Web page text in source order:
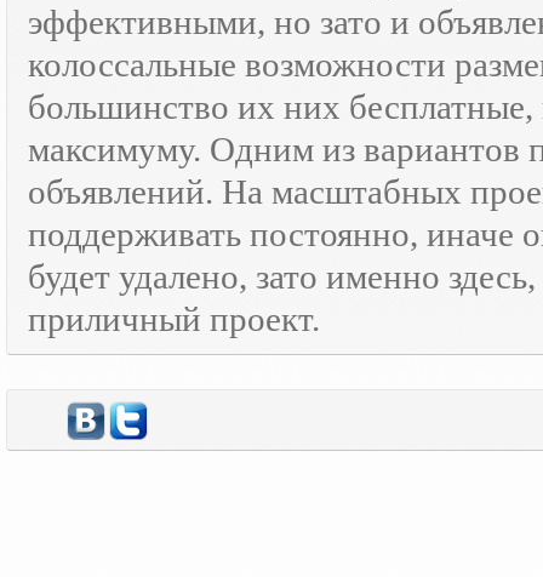
эффективными, но зато и
колоссальные возможности
большинство их них
максимуму. Одним из вариантов
объявлений. На масштабных
поддерживать постоянно, иначе
будет удалено, зато именно
приличный проект.